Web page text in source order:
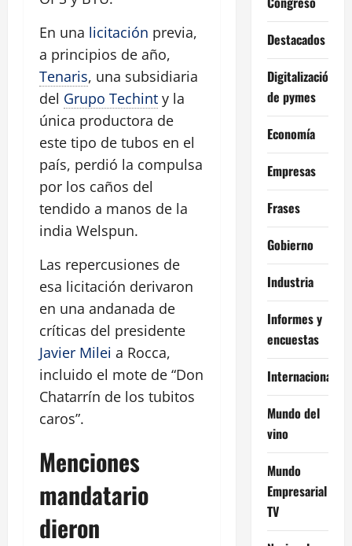
En una licitación previa,
a principios de año,
Tenaris, una subsidiaria
del Grupo Techint y la
única productora de
este tipo de tubos en el
país, perdió la compulsa
por los caños del
tendido a manos de la
india Welspun.
Las repercusiones de
esa licitación derivaron
en una andanada de
críticas del presidente
Javier Milei a Rocca,
incluido el mote de “Don
Chatarrín de los tubitos
caros”.
Menciones
mandatario
dieron
Destacados
Digitalización
de pymes
Economía
Empresas
Frases
Gobierno
Industria
Informes y
encuestas
Internacional
Mundo del
vino
Mundo
Empresarial
TV